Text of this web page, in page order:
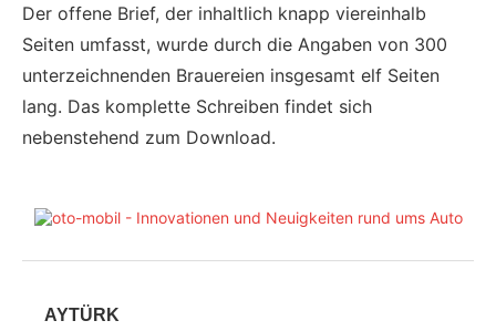
Der offene Brief, der inhaltlich knapp viereinhalb
Seiten umfasst, wurde durch die Angaben von 300
unterzeichnenden Brauereien insgesamt elf Seiten
lang. Das komplette Schreiben findet sich
nebenstehend zum Download.
AYTÜRK